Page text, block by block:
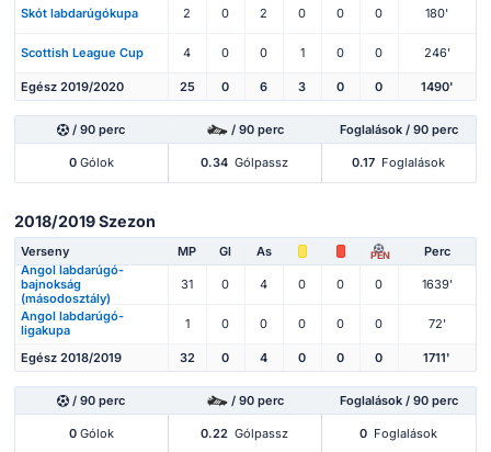
Skót labdarúgókupa 2 0 2 0 0 0 180'
Scottish League Cup 4 0 0 1 0 0 246'
Egész 2019/2020 25 0 6 3 0 0 1490'
/ 90 perc / 90 perc Foglalások / 90 perc
0Gólok 0.34 Gólpassz 0.17 Foglalások
2018/2019 Szezon
Verseny MP Gl As PEN
Perc
Angol labdarúgó-
bajnokság
(másodosztály)
31 0 4 0 0 0 1639'
Angol labdarúgó-
ligakupa
1 0 0 0 0 0 72'
Egész 2018/2019 32 0 4 0 0 0 1711'
/ 90 perc / 90 perc Foglalások / 90 perc
0Gólok 0.22 Gólpassz 0 Foglalások